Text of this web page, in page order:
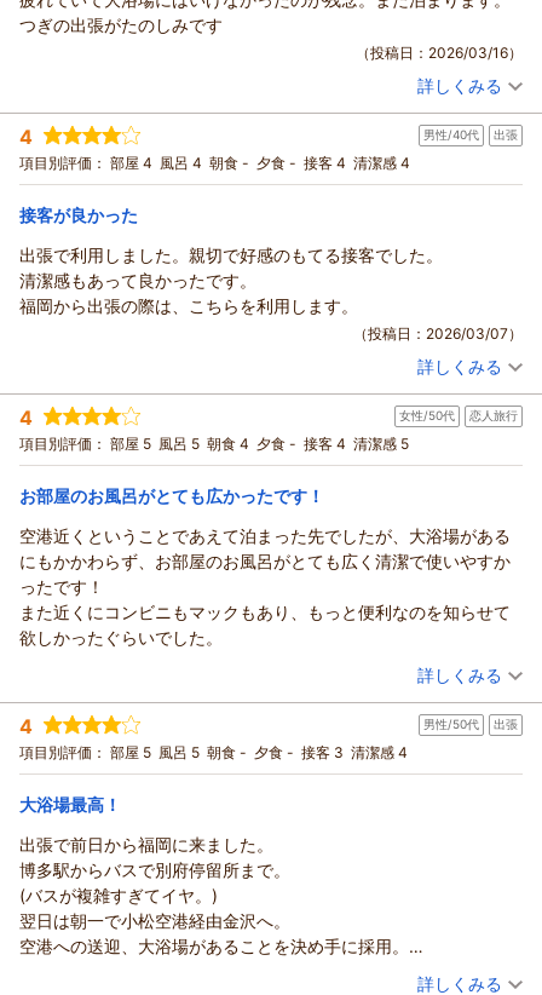
にご満足いただけたことは、スタッフにとって大きな励みとな
ります。お部屋のお水もお役に立てたようで何よりです。
また、朝食ブッフェのお野菜料理をお楽しみいただけたとのこ
褒美です。
次回もご家族皆さまが心からくつろげる滞在となるよう、スタ
ッフ一同お迎えできる日を楽しみにしております。
ご出発前の大切な時間にご利用いただき、ありがとうございま
す。
空港に近い立地が旅の準備に役立ったとのことで安心いたしま
した。お部屋の広さについてはご不便をおかけしてしまいまし
たが、スタッフの対応や無料ドリンクを快適に感じていただけ
たことは大きな励みになります。
また、喫煙スペースについてご不便をおかけし申し訳なく思っ
てしまいましたが、いただいたお声は今後の改善に向けて大切
に受け止めます。
次回も気持ちよくご出発いただけるよう、より過ごしやすい環
境づくりに努めてまいります。お越しいただける日を心よりお
待ちしております。
（返信日：2026/03/17）
つぎの出張がたのしみです
（投稿日：2026/03/16）
投稿者： しまさん(男性/30代)
宿泊プラン： 【福岡空港ご利用の方限定】 素泊りプラン
ダブル
食事なし
宿泊価格帯： 12,001～13,000円(大人一人あたり/税込)
お疲れの中でのご滞在だったにもかかわらず、快適にお過ごし
いただけたようで安心いたしました。
空港から歩ける距離という点が旅の負担を少しでも軽くできて
は残念ですが、また次の機会にゆっくりお楽しみいただければ
と思います。
お部屋の清潔さについてのお言葉も励みになり、次のご出張を
楽しみにしてくださっていることが何より嬉しく感じられまし
またお越しいただける日を心よりお待ちしております。
（返信日：2026/03/17）
詳しくみる
4 男性/40代 出張
項目別評価： 部屋 4 風呂 4 朝食 - 夕食 - 接客 4 清潔感 4
接客が良かった
出張で利用しました。親切で好感のもてる接客でした。
清潔感もあって良かったです。
福岡から出張の際は、こちらを利用します。
（投稿日：2026/03/07）
投稿者： ようすけさん(男性/40代)
宿泊プラン： 【福岡空港ご利用の方限定】 素泊りプラン
シングル
食事なし
宿泊価格帯： 9,001～10,000円(大人一人あたり/税込)
ご宿泊いただき、そして温かいお言葉をお寄せくださり誠にあ
りがとうございます。
接客について「親切で好感が持てた」と感じていただけたこ
と、また館内の清潔さにもご満足いただけたことを大変嬉しく
福岡からのご出張の際に「こちらを利用します」とのお言葉ま
で頂戴し、本当に光栄です。今後も変わらず快適にお過ごしい
ただけるよう、サービスの向上に努めてまいります。
（返信日：2026/03/13）
詳しくみる
4 女性/50代 恋人旅行
項目別評価： 部屋 5 風呂 5 朝食 4 夕食 - 接客 4 清潔感 5
お部屋のお風呂がとても広かったです！
空港近くということであえて泊まった先でしたが、大浴場がある
にもかかわらず、お部屋のお風呂がとても広く清潔で使いやすか
ったです！
また近くにコンビニもマックもあり、もっと便利なのを知らせて
欲しかったぐらいでした。
（投稿日：2026/03/05）
宿泊時期： 2026年02月宿泊 (恋人旅行)
投稿者： ままぼんさん
宿泊プラン： 【カップル限定 お部屋2ランク無料グレードアップ】朝ビュ
ッフェ付きプラン
ダブル 朝のみ
宿泊価格帯： 14,001～15,000円(大人一人あたり/税込)
ホテルフロントイン福岡空港からの返信
ご宿泊いただき、そして嬉しいクチコミをお寄せくださり誠に
ありがとうございます。
お部屋のお風呂について「とても広くて清潔で使いやすかっ
た」とのお言葉、大変嬉しく拝見しました。大浴場だけでなく
客室のお風呂でも快適にお過ごしいただけたことは、清掃スタ
詳しくみる
4 男性/50代 出張
項目別評価： 部屋 5 風呂 5 朝食 - 夕食 - 接客 3 清潔感 4
大浴場最高！
出張で前日から福岡に来ました。
博多駅からバスで別府停留所まで。
(バスが複雑すぎてイヤ。)
翌日は朝一で小松空港経由金沢へ。
空港への送迎、大浴場があることを決め手に採用。
とにかく立地が最高ですね。すぐに空港へ着き安心。（投稿日：2026/02/21）
詳しくみる